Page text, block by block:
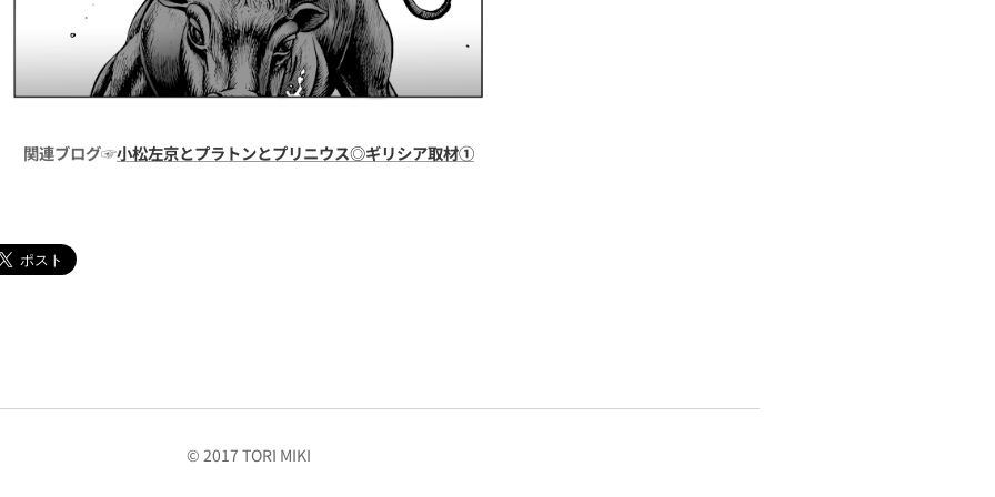
関連ブログ☞小松左京とプラトンとプリニウス◎ギリシア取材①
© 2017 TORI MIKI